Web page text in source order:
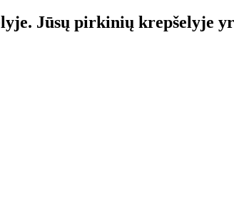
Jūsų pirkinių krepšelyje